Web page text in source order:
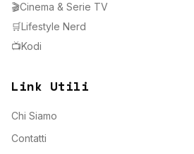
🎬Cinema & Serie TV
🛒Lifestyle Nerd
📺Kodi
Link Utili
Chi Siamo
Contatti